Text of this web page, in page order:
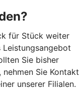
für Stück weiter
Leistungsangebot
Sie bisher
Sie Kontakt
unserer Filialen.